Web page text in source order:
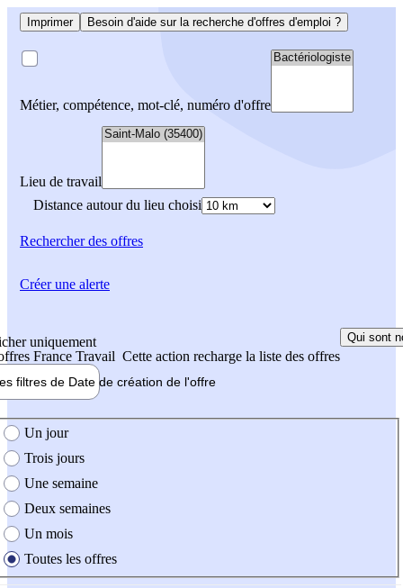
Imprimer Besoin d'aide sur la recherche d'offres d'emploi ?
Métier, compétence, mot-clé, numéro d'offre
Lieu de travail
Distance autour du lieu choisi
Rechercherdes offres
uniquement
France Travail Cette action recharge la liste des offres
Qui sont
filtres de Date de création de l'offre
création de l'offre
Un jour
Trois jours
Une semaine
Deux semaines
Un mois
Toutes les offres
Créer une alerte